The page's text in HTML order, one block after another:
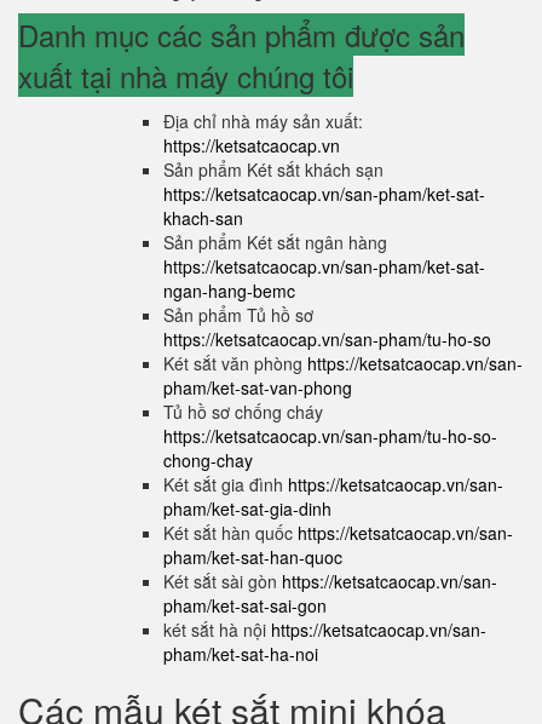
Danh mục các sản phẩm được sản
xuất tại nhà máy chúng tôi
Địa chỉ nhà máy sản xuất:
https://ketsatcaocap.vn
Sản phẩm Két sắt khách sạn
https://ketsatcaocap.vn/san-pham/ket-sat-
khach-san
Sản phẩm Két sắt ngân hàng
https://ketsatcaocap.vn/san-pham/ket-sat-
ngan-hang-bemc
Sản phẩm Tủ hồ sơ
https://ketsatcaocap.vn/san-pham/tu-ho-so
Két sắt văn phòng https://ketsatcaocap.vn/san-
pham/ket-sat-van-phong
Tủ hồ sơ chống cháy
https://ketsatcaocap.vn/san-pham/tu-ho-so-
chong-chay
Két sắt gia đình https://ketsatcaocap.vn/san-
pham/ket-sat-gia-dinh
Két sắt hàn quốc https://ketsatcaocap.vn/san-
pham/ket-sat-han-quoc
Két sắt sài gòn https://ketsatcaocap.vn/san-
pham/ket-sat-sai-gon
két sắt hà nội https://ketsatcaocap.vn/san-
pham/ket-sat-ha-noi
Các mẫu két sắt mini khóa